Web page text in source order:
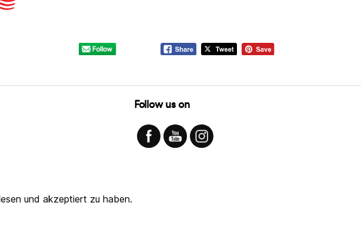
und akzeptiert zu haben.
Follow us on